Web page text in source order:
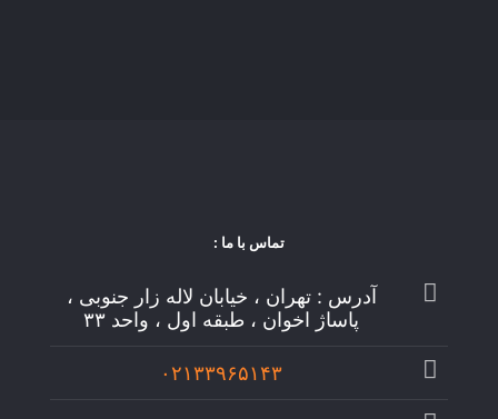
تماس با ما :
آدرس : تهران ، خیابان لاله زار جنوبی ،
پاساژ اخوان ، طبقه اول ، واحد ۳۳
۰۲۱۳۳۹۶۵۱۴۳